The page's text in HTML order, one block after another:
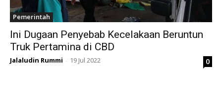
Pemerintah
Ini Dugaan Penyebab Kecelakaan Beruntun
Truk Pertamina di CBD
Jalaludin Rummi - 19 Jul 2022 0